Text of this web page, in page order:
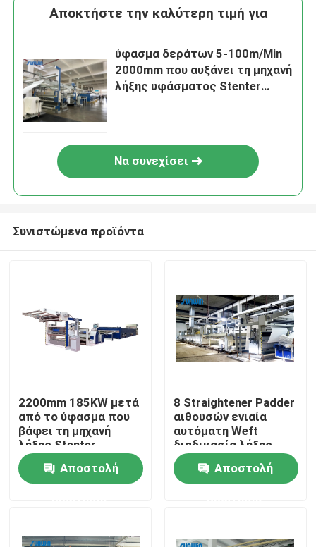
Σπίτι
Περίπου εμείς
Αποκτήστε την καλύτερη τιμή για
ύφασμα δεράτων 5-100m/Min
2000mm που αυξάνει τη μηχανή
λήξης υφάσματος Stenter
Να συνεχίσει
Συνιστώμενα προϊόντα
2200mm 185KW μετά
από το ύφασμα που
βάφει τη μηχανή
λήξης Stenter
ρύθμισης
θερμότητας
υφάσματος
Αποστολή
8 Straightener Padder
αιθουσών ενιαία
αυτόματη Weft
διαδικασία λήξης
Stenter μηχανών
Αποστολή